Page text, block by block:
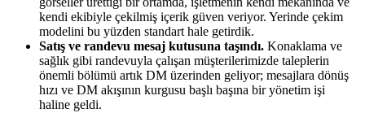
kendi ekibiyle çekilmiş içerik güven veriyor. Yerinde çekim
modelini bu yüzden standart hale getirdik.
Satış ve randevu mesaj kutusuna taşındı. Konaklama ve
sağlık gibi randevuyla çalışan müşterilerimizde taleplerin
önemli bölümü artık DM üzerinden geliyor; mesajlara dönüş
hızı ve DM akışının kurgusu başlı başına bir yönetim işi
haline geldi.